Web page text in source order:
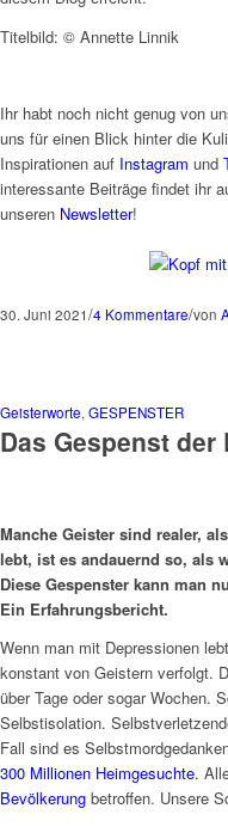
Titelbild: © Annette Linnik
Ihr habt noch nicht genug von
uns für einen Blick hinter die
Inspirationen auf Instagram und
interessante Beiträge findet ihr
unseren Newsletter!
30. Juni 2021/4 Kommentare/von
Geisterworte, GESPENSTER
Das Gespenst der
Manche Geister sind realer,
lebt, ist es andauernd so, als
Diese Gespenster kann man
Ein Erfahrungsbericht.
Wenn man mit Depressionen
konstant von Geistern verfolgt.
über Tage oder sogar Wochen.
Selbstisolation.
Fall sind es
300 Millionen Heimgesuchte.
Bevölkerung betroffen. Unsere